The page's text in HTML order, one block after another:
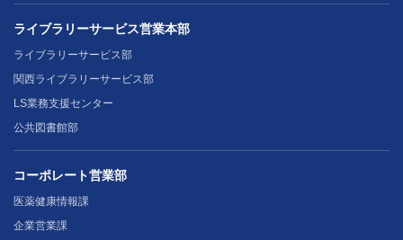
ライブラリーサービス営業本部
ライブラリーサービス部
関西ライブラリーサービス部
LS業務支援センター
公共図書館部
コーポレート営業部
医薬健康情報課
企業営業課